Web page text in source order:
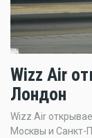
Wizz Air
Лондон
Wizz Air
Москвы и Санкт-